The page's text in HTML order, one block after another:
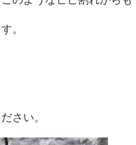
。
さい。